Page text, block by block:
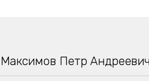
Максимов Петр